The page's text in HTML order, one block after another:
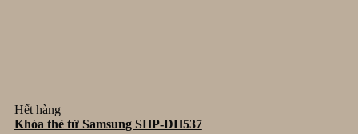
Hết hàng
Khóa thẻ từ Samsung SHP-DH537